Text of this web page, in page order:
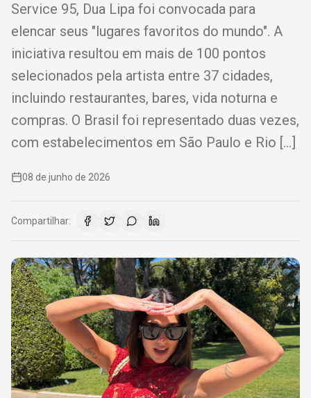
Service 95, Dua Lipa foi convocada para
elencar seus "lugares favoritos do mundo". A
iniciativa resultou em mais de 100 pontos
selecionados pela artista entre 37 cidades,
incluindo restaurantes, bares, vida noturna e
compras. O Brasil foi representado duas vezes,
com estabelecimentos em São Paulo e Rio […]
08 de junho de 2026
Compartilhar: